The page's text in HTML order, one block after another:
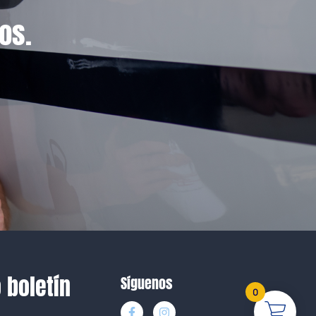
boletín Síguenos 0